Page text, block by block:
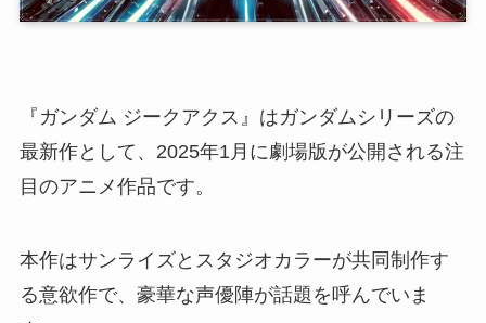
『ガンダム ジークアクス』はガンダムシリーズの
最新作として、2025年1月に劇場版が公開される注
目のアニメ作品です。
本作はサンライズとスタジオカラーが共同制作す
る意欲作で、豪華な声優陣が話題を呼んでいま